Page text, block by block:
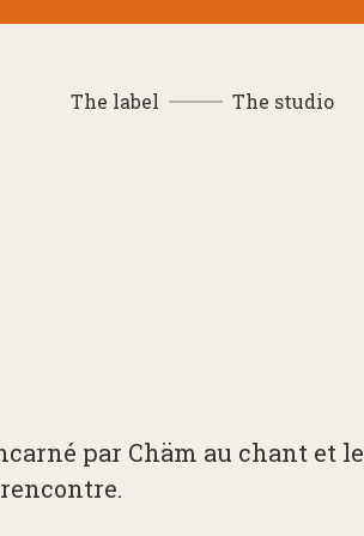
The label The studio
par Chäm au chant et le